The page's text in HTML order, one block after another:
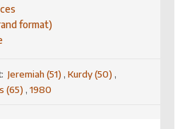
format)
Jeremiah (51) , Kurdy (50) ,
(65) , 1980